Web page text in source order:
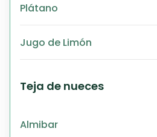
Plátano
Jugo de Limón
Teja de nueces
Almibar